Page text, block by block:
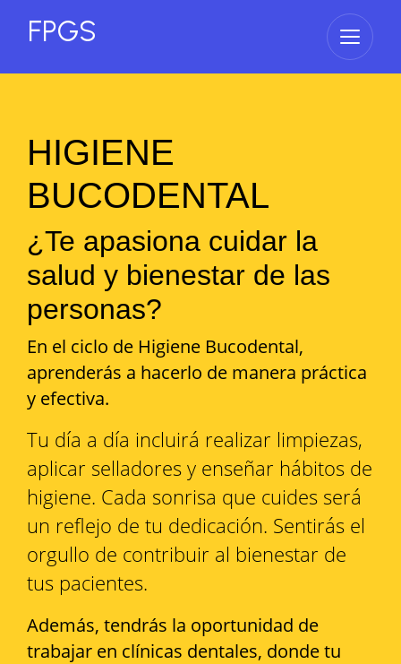
FPGS Abrir
HIGIENE
BUCODENTAL
¿Te apasiona cuidar la
salud y bienestar de las
personas?
En el ciclo de Higiene Bucodental,
aprenderás a hacerlo de manera práctica
y efectiva.
Tu día a día incluirá realizar limpiezas,
aplicar selladores y enseñar hábitos de
higiene. Cada sonrisa que cuides será
un reflejo de tu dedicación. Sentirás el
orgullo de contribuir al bienestar de
tus pacientes.
Además, tendrás la oportunidad de
trabajar en clínicas dentales, donde tu